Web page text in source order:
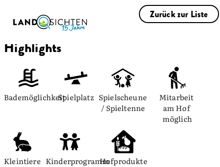
Zurück zur Liste
Highlights
BademöglichkeitSpielplatz Spielscheune
/ Spieltenne
Mitarbeit
am Hof
möglich
Kleintiere KinderprogrammHofprodukte